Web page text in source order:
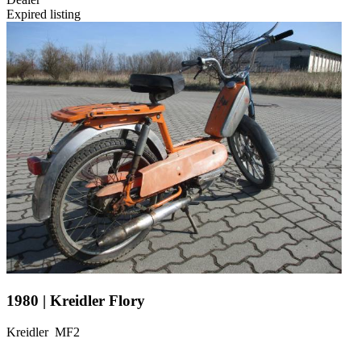
Expired listing
1980 | Kreidler Flory
Kreidler MF2